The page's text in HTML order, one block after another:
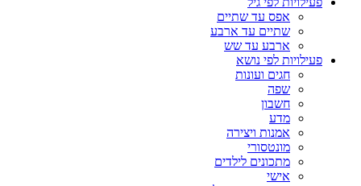
אפס עד שתיים
שתיים עד ארבע
ארבע עד שש
פעילויות לפי נושא
חגים ועונות
שפה
חשבון
מדע
אמנות ויצירה
מונטסורי
מתכונים לילדים
אישי